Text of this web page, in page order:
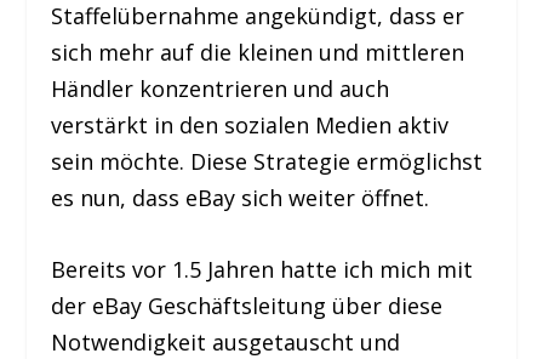
Staffelübernahme angekündigt, dass er
sich mehr auf die kleinen und mittleren
Händler konzentrieren und auch
verstärkt in den sozialen Medien aktiv
sein möchte. Diese Strategie ermöglichst
es nun, dass eBay sich weiter öffnet.
Bereits vor 1.5 Jahren hatte ich mich mit
der eBay Geschäftsleitung über diese
Notwendigkeit ausgetauscht und